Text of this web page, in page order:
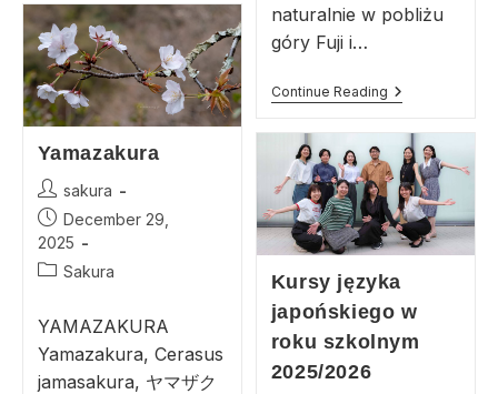
naturalnie w pobliżu
góry Fuji i…
Continue Reading
Yamazakura
sakura
December 29,
2025
Sakura
YAMAZAKURA
Yamazakura, Cerasus
jamasakura, ヤマザク
Kursy języka
japońskiego w
roku szkolnym
2025/2026